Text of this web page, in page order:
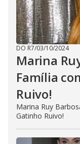
DO R7/03/10/2024
Marina
Família
Ruivo!
Marina Ruy
Gatinho Ruivo!